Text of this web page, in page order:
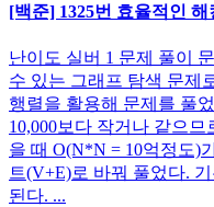
[백준] 1325번 효율적인 해
난이도 실버 1 문제 풀이
수 있는 그래프 탐색 문제
행렬을 활용해 문제를 풀
10,000보다 작거나 같으
을 때 O(N*N = 10억정도)
트(V+E)로 바꿔 풀었다.
된다. ...